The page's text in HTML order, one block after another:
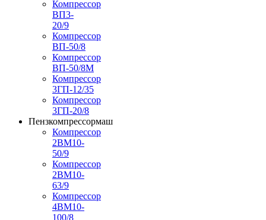
Компрессор
ВП3-
20/9
Компрессор
ВП-50/8
Компрессор
ВП-50/8М
Компрессор
3ГП-12/35
Компрессор
3ГП-20/8
Пензкомпрессормаш
Компрессор
2ВМ10-
50/9
Компрессор
2ВМ10-
63/9
Компрессор
4ВМ10-
100/8